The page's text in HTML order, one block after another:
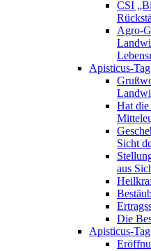
CSI
Agro-
Apisticus-
Hat
Sicht
aus
Die
Apisticus-